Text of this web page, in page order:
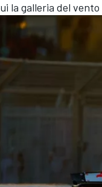
la galleria del